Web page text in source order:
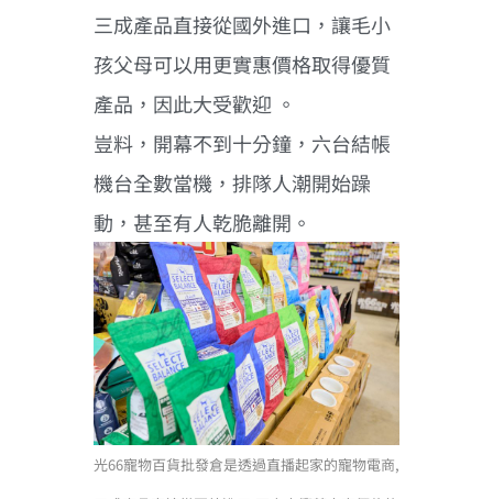
三成產品直接從國外進口，讓毛小
孩父母可以用更實惠價格取得優質
產品，因此大受歡迎 。
豈料，開幕不到十分鐘，六台結帳
機台全數當機，排隊人潮開始躁
動，甚至有人乾脆離開。
光66寵物百貨批發倉是透過直播起家的寵物電商,